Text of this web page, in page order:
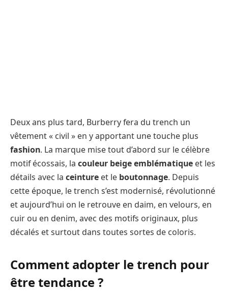
Deux ans plus tard, Burberry fera du trench un
vêtement « civil » en y apportant une touche plus
fashion. La marque mise tout d’abord sur le célèbre
motif écossais, la couleur beige emblématique et les
détails avec la ceinture et le boutonnage. Depuis
cette époque, le trench s’est modernisé, révolutionné
et aujourd’hui on le retrouve en daim, en velours, en
cuir ou en denim, avec des motifs originaux, plus
décalés et surtout dans toutes sortes de coloris.
Comment adopter le trench pour
être tendance ?